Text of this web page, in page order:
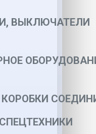
ВЫКЛЮЧАТЕЛИ